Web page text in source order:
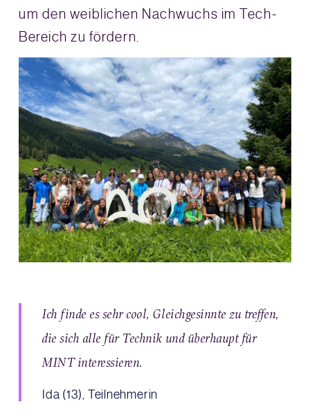
um den weiblichen Nachwuchs im Tech-
Bereich zu fördern.
Ich finde es sehr cool, Gleichgesinnte zu treffen,
die sich alle für Technik und überhaupt für
MINT interessieren.
Ida (13), Teilnehmerin